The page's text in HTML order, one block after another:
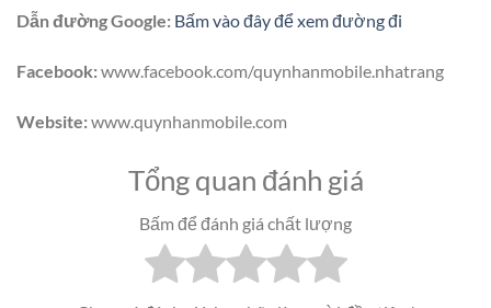
Dẫn đường Google: Bấm vào đây để xem đường đi
Facebook:www.facebook.com/quynhanmobile.nhatrang
Website:www.quynhanmobile.com
Tổng quan đánh giá
Bấm để đánh giá chất lượng